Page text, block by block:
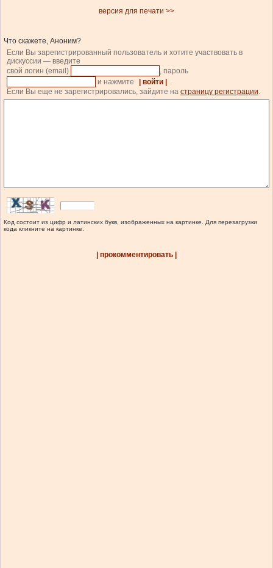
версия для печати >>
Что скажете, Аноним?
Если Вы зарегистрированный пользователь и хотите участвовать в
дискуссии — введите
свой логин (email)
, пароль
и нажмите
| войти | .
Если Вы еще не зарегистрировались, зайдите на страницу регистрации.
Код состоит из цифр и латинских букв, изображенных на картинке. Для перезагрузки
кода кликните на картинке.
| прокомментировать |